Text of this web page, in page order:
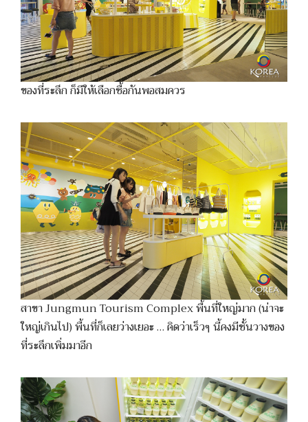
ของที่ระลึก ก็มีให้เลือกซื้อกันพอสมควร
สาขา Jungmun Tourism Complex พื้นที่ใหญ่มาก (น่าจะ
ใหญ่เกินไป) พื้นที่ก็เลยว่างเยอะ … คิดว่าเร็วๆ นี้คงมีชั้นวางของ
ที่ระลึกเพิ่มมาอีก